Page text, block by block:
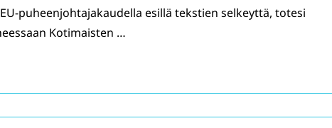
puheenjohtajakaudella esillä tekstien selkeyttä, totesi
Kotimaisten …